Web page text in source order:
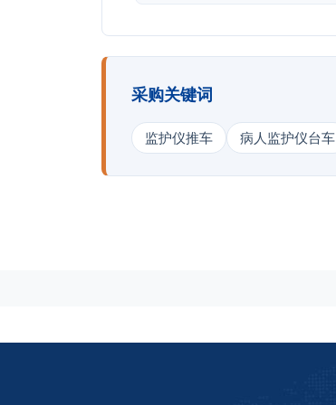
采购关键词
监护仪推车 病人监护仪台车